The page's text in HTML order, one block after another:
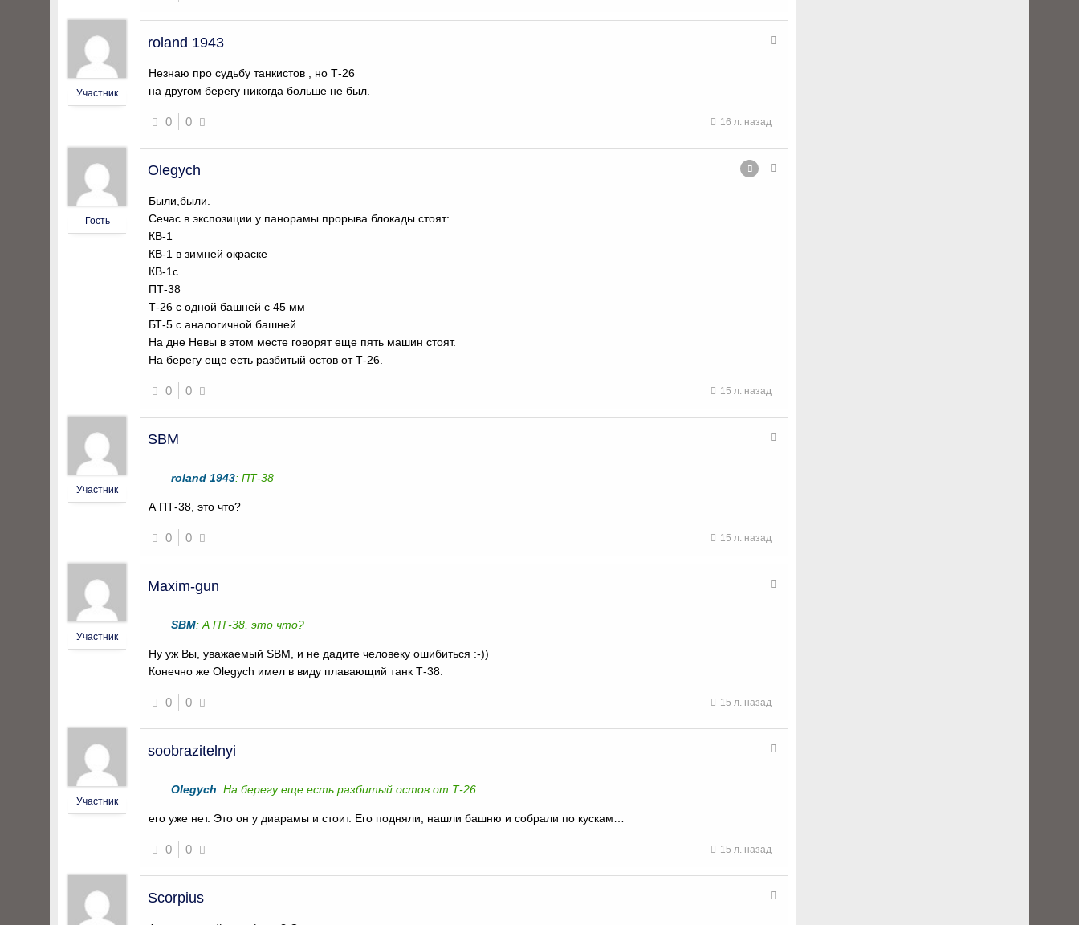
Участник
roland 1943
Незнаю про судьбу танкистов , но Т-26
на другом берегу никогда больше не был.
0 0 16 л. назад
Гость
Olegych
Были,были.
Сечас в экспозиции у панорамы прорыва блокады стоят:
КВ-1
КВ-1 в зимней окраске
КВ-1с
ПТ-38
Т-26 с одной башней с 45 мм
БТ-5 с аналогичной башней.
На дне Невы в этом месте говорят еще пять машин стоят.
На берегу еще есть разбитый остов от Т-26.
0 0 15 л. назад
Участник
SBM
roland 1943: ПТ-38
А ПТ-38, это что?
0 0 15 л. назад
Участник
Maxim-gun
SBM: А ПТ-38, это что?
Ну уж Вы, уважаемый SBM, и не дадите человеку ошибиться :-))
Конечно же Olegych имел в виду плавающий танк Т-38.
0 0 15 л. назад
Участник
soobrazitelnyi
Olegych: На берегу еще есть разбитый остов от Т-26.
его уже нет. Это он у диарамы и стоит. Его подняли, нашли башню и собрали по кускам…
0 0 15 л. назад
Scorpius